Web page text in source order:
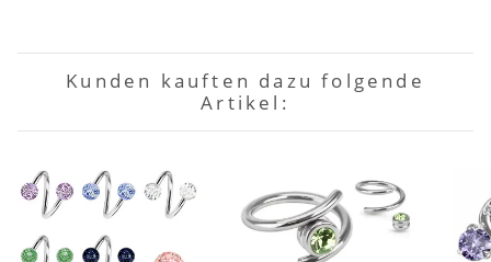
Kunden kauften dazu folgende
Artikel: